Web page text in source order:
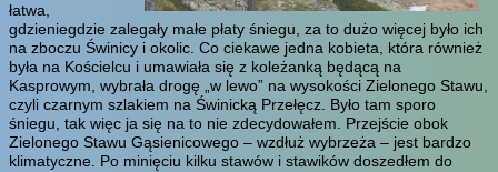
łatwa,
gdzieniegdzie zalegały małe płaty śniegu, za to dużo więcej było ich
na zboczu Świnicy i okolic. Co ciekawe jedna kobieta, która również
była na Kościelcu i umawiała się z koleżanką będącą na
Kasprowym, wybrała drogę „w lewo” na wysokości Zielonego Stawu,
czyli czarnym szlakiem na Świnicką Przełęcz. Było tam sporo
śniegu, tak więc ja się na to nie zdecydowałem. Przejście obok
Zielonego Stawu Gąsienicowego – wzdłuż wybrzeża – jest bardzo
klimatyczne. Po minięciu kilku stawów i stawików doszedłem do